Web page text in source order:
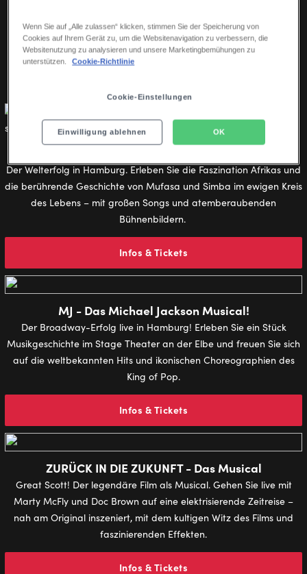
ALLE SHOWS HAMBURGSTUTTGART
Der Welterfolg in Hamburg. Erleben Sie die Faszination Afrikas und
die berührende Geschichte von Mufasa und Simba im ewigen Kreis
des Lebens – mit großen Songs und atemberaubenden
Bühnenbildern.
Infos & Tickets
MJ - Das Michael Jackson Musical!
Der Broadway-Erfolg live in Hamburg! Erleben Sie ein Stück
Musikgeschichte im Stage Theater an der Elbe und freuen Sie sich
auf die weltbekannten Hits und ikonischen Choreographien des
King of Pop.
Infos & Tickets
ZURÜCK IN DIE ZUKUNFT - Das Musical
Great Scott! Der legendäre Film als Musical. Gehen Sie live mit
Marty McFly und Doc Brown auf eine elektrisierende Zeitreise –
nah am Original inszeniert, mit dem kultigen Witz des Films und
faszinierenden Effekten.
Infos & Tickets
Wenn Sie auf „Alle zulassen“ klicken, stimmen Sie der Speicherung von
Cookies auf Ihrem Gerät zu, um die Websitenavigation zu verbessern, die
Websitenutzung zu analysieren und unsere Marketingbemühungen zu
unterstützen.
Cookie-Richtlinie
Cookie-Einstellungen
Einwilligung ablehnen OK